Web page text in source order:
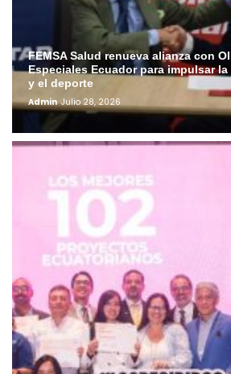
FEMSA Salud renueva alianza con
Especiales Ecuador para impulsar
y el deporte
Admin Julio 28, 2026